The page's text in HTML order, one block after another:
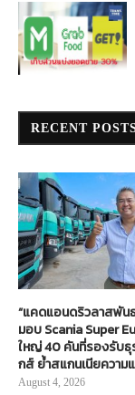
RECENT
“แคดแอนดริวลาสพัน
มอบ Scania Super
ใหญ่ 40 คันที่รองรับธุ
กส์ ย้ำสแกนเนียความ
August 4, 2026